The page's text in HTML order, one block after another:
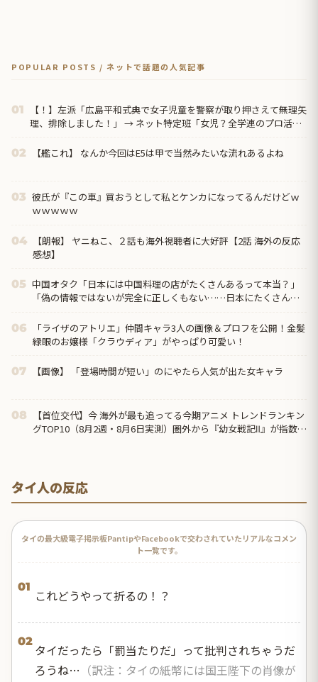
POPULAR POSTS / ネットで話題の人気記事
01
【！】左派「広島平和式典で女子児童を警察が取り押さえて無理矢
理、排除しました！」 → ネット特定班「女児？全学連のプロ活動
02 【艦これ】 なんか今回はE5は甲で当然みたいな流れあるよね
03 彼氏が『この車』買おうとして私とケンカになってるんだけどｗ
ｗｗｗｗｗ
04
【朗報】 ヤニねこ、２話も海外視聴者に大好評【2話 海外の反応
感想】
05 中国オタク「日本には中国料理の店がたくさんあるって本当？」
「偽の情報ではないが完全に正しくもない……日本にたくさんあ
06
「ライザのアトリエ」仲間キャラ3人の画像＆プロフを公開！金髪
緑眼のお嬢様「クラウディア」がやっぱり可愛い！
07 【画像】 「登場時間が短い」のにやたら人気が出た女キャラ
08
【首位交代】今 海外が最も追ってる今期アニメ トレンドランキン
グTOP10（8月2週・8月6日実測）圏外から『幼女戦記Ⅱ』が指数
タイ人の反応
タイの最大級電子掲示板PantipやFacebookで交わされていたリアルなコメン
ト一覧です。
01
これどうやって折るの！？
02
タイだったら「罰当たりだ」って批判されちゃうだ
ろうね… （訳注：タイの紙幣には国王陛下の肖像が